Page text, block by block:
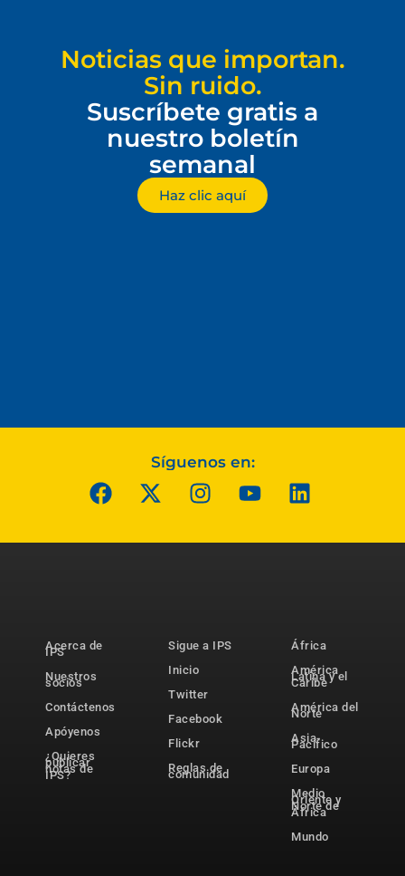
Noticias que importan.
Sin ruido.
Suscríbete gratis a
nuestro boletín
semanal
Haz clic aquí
Síguenos en:
Acerca de
IPS
Nuestros
socios
Contáctenos
Apóyenos
¿Quieres
publicar
notas de
IPS?
Sigue a IPS
Inicio
Twitter
Facebook
Flickr
Reglas de
comunidad
África
América
Latina y el
Caribe
América del
Norte
Asia-
Pacífico
Europa
Medio
Oriente y
Norte de
África
Mundo